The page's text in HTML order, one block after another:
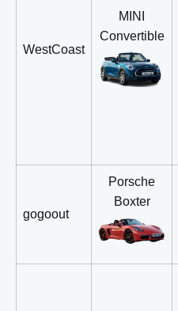
WestCoast
MINI
Convertible
gogoout
Porsche
Boxter